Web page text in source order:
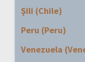
Şili (Chile)
Peru (Peru)
Venezuela